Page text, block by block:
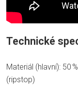
Technické
Materiál (hlavní): 50
(ripstop)